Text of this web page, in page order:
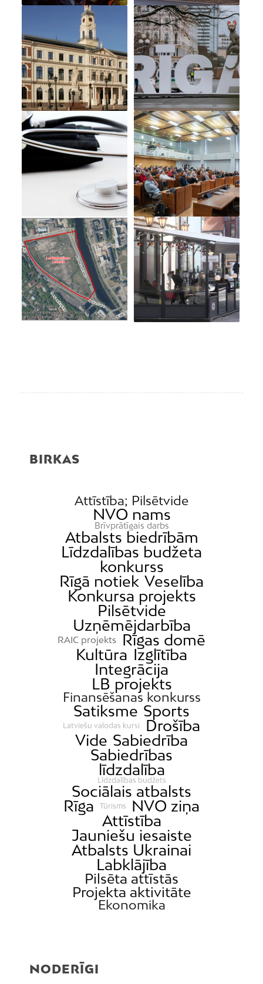
BIRKAS
Attīstība; Pilsētvide
NVO nams
Brīvprātīgais darbs
Atbalsts biedrībām
Līdzdalības budžeta
konkurss
Rīgā notiek Veselība
Konkursa projekts
Pilsētvide
Uzņēmējdarbība
RAIC projekts
Rīgas domē
Kultūra Izglītība
Integrācija
LB projekts
Finansēšanas konkurss
Satiksme Sports
Latviešu valodas kursi
Drošība
Vide Sabiedrība
Sabiedrības
līdzdalība
Līdzdalības budžets
Sociālais atbalsts
Rīga
Tūrisms
NVO ziņa
Attīstība
Jauniešu iesaiste
Atbalsts Ukrainai
Labklājība
Pilsēta attīstās
Projekta aktivitāte
Ekonomika
NODERĪGI